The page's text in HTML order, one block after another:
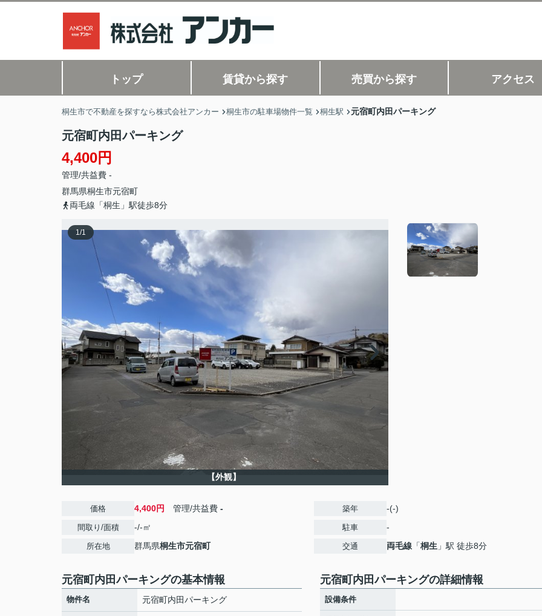
トップ 賃貸から探す 売買から探す アクセス
桐生市で不動産を探すなら株式会社アンカー 桐生市の駐車場物件一覧 桐生駅 元宿町内田パーキング
元宿町内田パーキング
4,400円
管理/共益費 -
群馬県桐生市元宿町
両毛線「桐生」駅徒歩8分
1/1
【外観】
価格 4,400円 管理/共益費 -
間取り/面積 -/-㎡
所在地 群馬県桐生市元宿町
築年 -(-)
駐車 -
交通 両毛線 「桐生 」駅 徒歩8分
元宿町内田パーキングの基本情報
物件名 元宿町内田パーキング
元宿町内田パーキングの詳細情報
設備条件